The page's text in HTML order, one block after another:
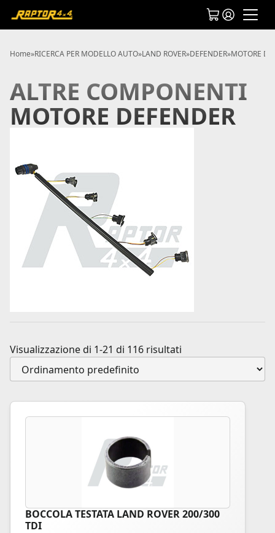
Home»RICERCA PER MODELLO AUTO»LAND ROVER»DEFENDER»MOTORE
ALTRE COMPONENTI
MOTORE DEFENDER
Visualizzazione di 1-21 di 116 risultati
BOCCOLA TESTATA LAND ROVER 200/300
TDI